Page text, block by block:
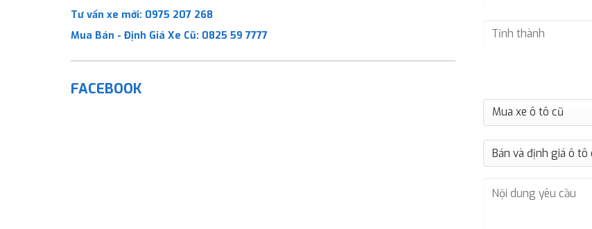
Tư vấn xe mới: 0975 207 268
Mua Bán - Định Giá Xe Cũ: 0825 59 7777
FACEBOOK